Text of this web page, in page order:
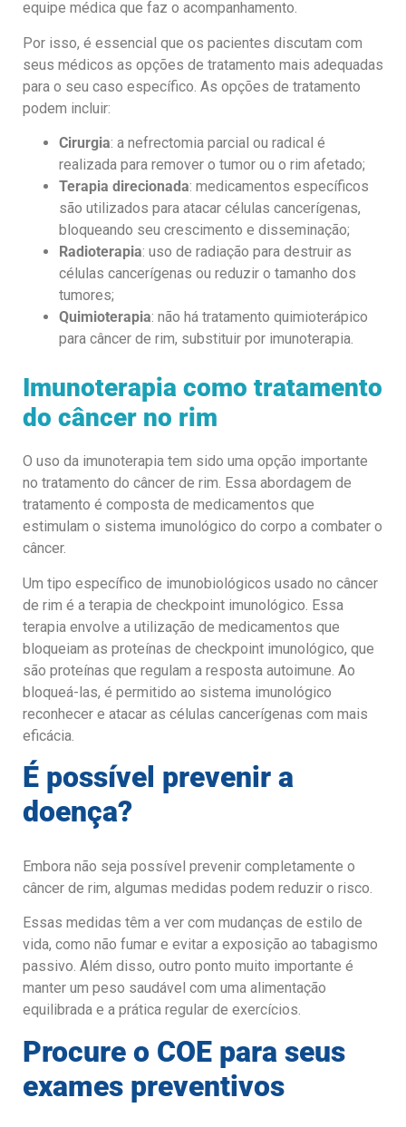
equipe médica que faz o acompanhamento.
Por isso, é essencial que os pacientes discutam com
seus médicos as opções de tratamento mais adequadas
para o seu caso específico. As opções de tratamento
podem incluir:
Cirurgia: a nefrectomia parcial ou radical é
realizada para remover o tumor ou o rim afetado;
Terapia direcionada: medicamentos específicos
são utilizados para atacar células cancerígenas,
bloqueando seu crescimento e disseminação;
Radioterapia: uso de radiação para destruir as
células cancerígenas ou reduzir o tamanho dos
tumores;
Quimioterapia: não há tratamento quimioterápico
para câncer de rim, substituir por imunoterapia.
Imunoterapia como tratamento
do câncer no rim
O uso da imunoterapia tem sido uma opção importante
no tratamento do câncer de rim. Essa abordagem de
tratamento é composta de medicamentos que
estimulam o sistema imunológico do corpo a combater o
câncer.
Um tipo específico de imunobiológicos usado no câncer
de rim é a terapia de checkpoint imunológico. Essa
terapia envolve a utilização de medicamentos que
bloqueiam as proteínas de checkpoint imunológico, que
são proteínas que regulam a resposta autoimune. Ao
bloqueá-las, é permitido ao sistema imunológico
reconhecer e atacar as células cancerígenas com mais
eficácia.
É possível prevenir a
doença?
Embora não seja possível prevenir completamente o
câncer de rim, algumas medidas podem reduzir o risco.
Essas medidas têm a ver com mudanças de estilo de
vida, como não fumar e evitar a exposição ao tabagismo
passivo. Além disso, outro ponto muito importante é
manter um peso saudável com uma alimentação
equilibrada e a prática regular de exercícios.
Procure o COE para seus
exames preventivos